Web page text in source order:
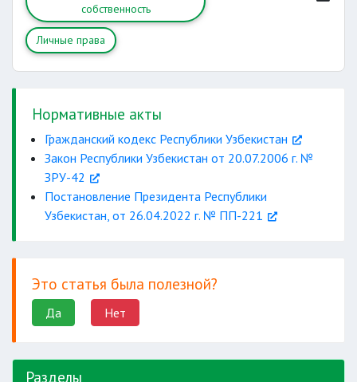
собственность
Личные права
Нормативные акты
Гражданский кодекс Республики Узбекистан
Закон Республики Узбекистан от 20.07.2006 г. №
ЗРУ-42
Постановление Президента Республики
Узбекистан, от 26.04.2022 г. № ПП-221
Это статья была полезной?
Да Нет
Разделы